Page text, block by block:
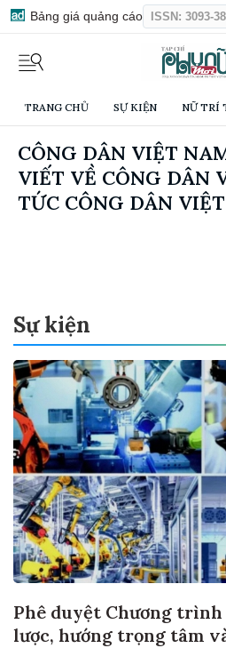
Bảng giá quảng cáo ISSN: 3093-
TRANG CHỦ SỰ KIỆN NỮ TRÍ
CÔNG DÂN VIỆT
VIẾT VỀ CÔNG DÂN
TỨC CÔNG DÂN
Sự kiện
Phê duyệt Chương
lược, hướng trọng tâm